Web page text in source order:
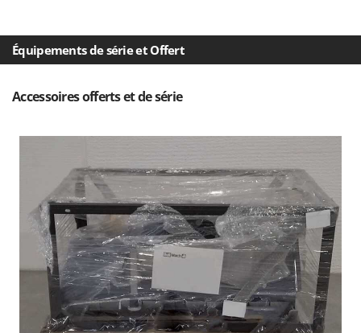
P
Palazzetti
Palumbo Pavi
Philips
Prismafood
R.G.V.
Rato
Reber
Redback
Resto Italia
Équipements de série et Offert
Accessoires offerts et de série